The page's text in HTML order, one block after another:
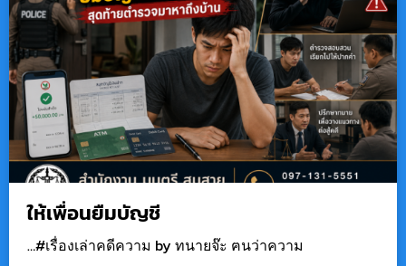
ให้เพื่อนยืมบัญชี
…#เรื่องเล่าคดีความ by ทนายจ๊ะ ฅนว่าความ